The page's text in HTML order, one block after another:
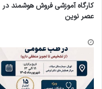
کارگاه آموزشی فروش هوشمند در
عصر نوین